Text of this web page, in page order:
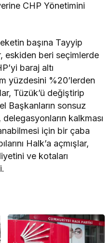
CHP Yönetimini
başına Tayyip
eskiden beri seçimlerde
baraj altı
yüzdesini %20’lerden
Tüzük’ü değiştirip
Başkanların sonsuz
kalkması
için bir çaba
Halk’a açmışlar,
ve kotaları